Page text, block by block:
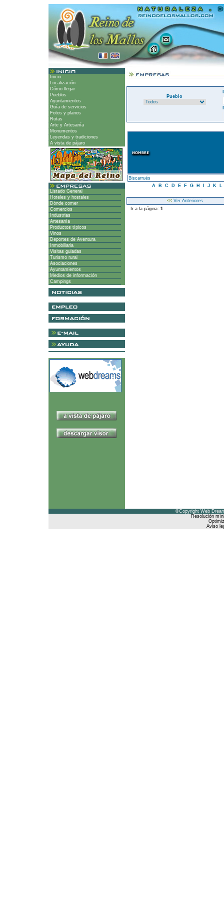
Inicio
Localización
Cómo llegar
Pueblos
Ayuntamientos
Guía de servicios
Fotos y planos
Rutas
Arte y Artesanía
Monumentos
Leyendas y tradiciones
A vista de pájaro
Listado General
Hoteles y hostales
Dónde comer
Comercios
Industrias
Artesanía
Productos típicos
Vinos
Deportes de Aventura
Inmobiliaria
Visitas guiadas
Turismo rural
Asociaciones
Ayuntamientos
Medios de información
Campings
Pueblo
Biscarrués
A
B C D E F G H J K L
<<Ver Anteriores
Ir a la página: 1
©Copyright Web
Resolución
Aviso